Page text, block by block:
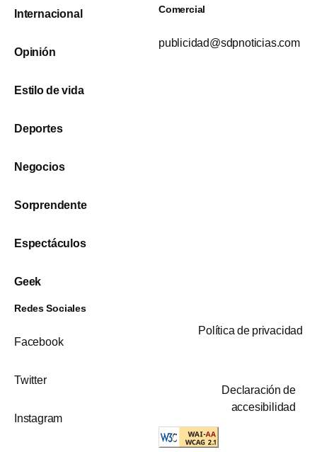
Internacional
Opinión
Estilo de vida
Deportes
Negocios
Sorprendente
Espectáculos
Geek
Comercial
publicidad@sdpnoticias.com
Redes Sociales
Facebook
Twitter
Instagram
Política de privacidad
Declaración de
accesibilidad